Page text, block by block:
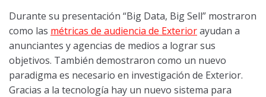
Durante su presentación “Big Data, Big Sell” mostraron
como las métricas de audiencia de Exteriorayudan a
anunciantes y agencias de medios a lograr sus
objetivos. También demostraron como un nuevo
paradigma es necesario en investigación de Exterior.
Gracias a la tecnología hay un nuevo sistema para